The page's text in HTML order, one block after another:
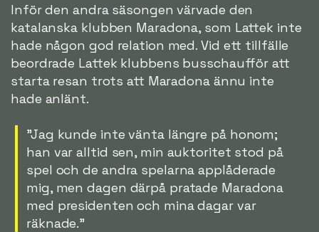
Inför den andra säsongen värvade den
katalanska klubben Maradona, som Lattek inte
hade någon god relation med. Vid ett tillfälle
beordrade Lattek klubbens busschaufför att
starta resan trots att Maradona ännu inte
hade anlänt.
"Jag kunde inte vänta längre på honom;
han var alltid sen, min auktoritet stod på
spel och de andra spelarna applåderade
mig, men dagen därpå pratade Maradona
med presidenten och mina dagar var
räknade."